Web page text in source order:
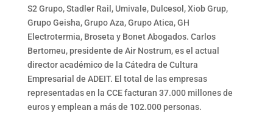
S2 Grupo, Stadler Rail, Umivale, Dulcesol, Xiob Grup,
Grupo Geisha, Grupo Aza, Grupo Atica, GH
Electrotermia, Broseta y Bonet Abogados. Carlos
Bertomeu, presidente de Air Nostrum, es el actual
director académico de la Cátedra de Cultura
Empresarial de ADEIT. El total de las empresas
representadas en la CCE facturan 37.000 millones de
euros y emplean a más de 102.000 personas.